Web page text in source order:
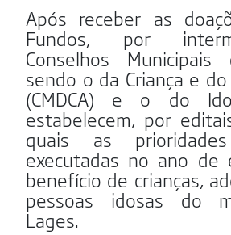
Após receber as
Fundos, por
Conselhos
sendo o da Criança e
(CMDCA) e o do
estabelecem, por
quais as
executadas no ano de
benefício de crianças,
pessoas idosas do
Lages.